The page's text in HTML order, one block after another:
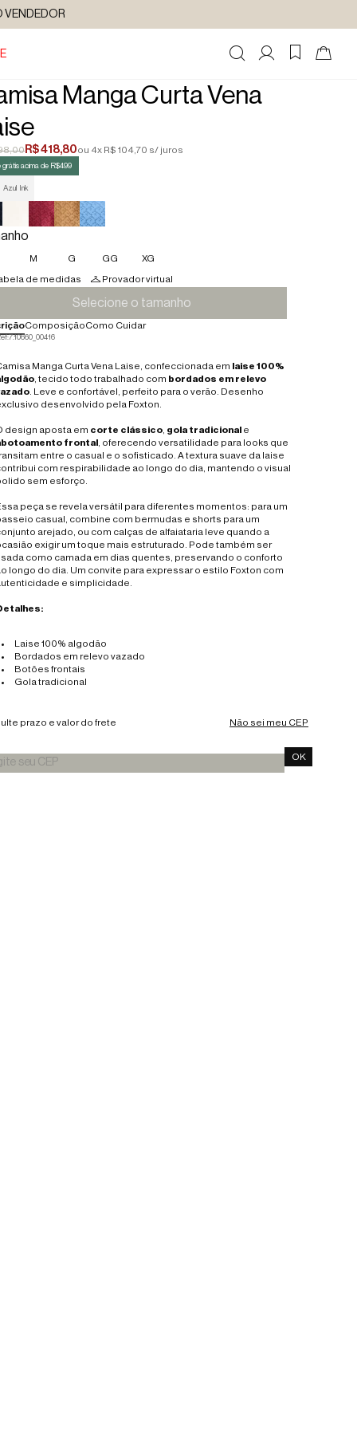
VENDEDOR
Manga Curta Vena
R$ 418,80ou 4x R$ 104,70 s/ juros
grátis acima de R$499
Azul Ink
M G GG XG
de medidas Provador virtual
Selecione o tamanho
ComposiçãoComo Cuidar
7.10660_00416
Manga Curta Vena Laise, confeccionada em laise 100%
, tecido todo trabalhado com bordados em relevo
. Leve e confortável, perfeito para o verão. Desenho
desenvolvido pela Foxton.
design aposta em corte clássico gola tradicional e
frontal , oferecendo versatilidade para looks que
entre o casual e o sofisticado. A textura suave da laise
com respirabilidade ao longo do dia, mantendo o visual
sem esforço.
peça se revela versátil para diferentes momentos: para um
casual, combine com bermudas e shorts para um
arejado, ou com calças de alfaiataria leve quando a
exigir um toque mais estruturado. Pode também ser
como camada em dias quentes, preservando o conforto
longo do dia. Um convite para expressar o estilo Foxton com
e simplicidade.
Laise 100% algodão
Bordados em relevo vazado
Botões frontais
Gola tradicional
prazo e valor do frete Não sei meu CEP
OK